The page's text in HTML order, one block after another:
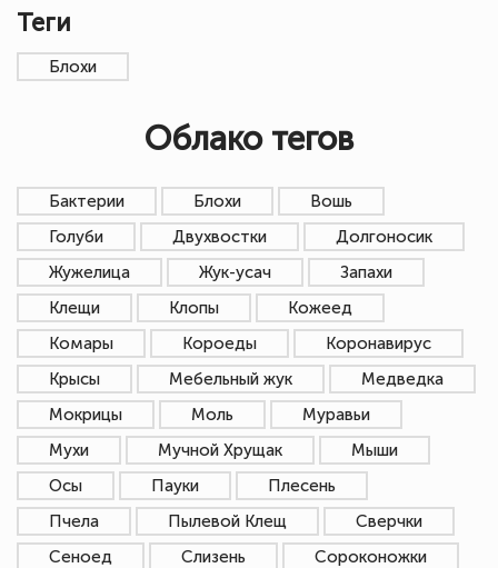
Теги
Блохи
Облако тегов
Бактерии Блохи
Вошь
Голуби
Двухвостки
Долгоносик
Жужелица
Жук-усач
Запахи
Клещи
Клопы
Кожеед
Комары
Короеды
Коронавирус
Крысы
Мебельный жук
Медведка
Мокрицы
Моль
Муравьи
Мухи
Мучной Хрущак
Мыши
Осы
Пауки
Плесень
Пчела
Пылевой Клещ
Сверчки
Сеноед
Слизень
Сороконожки